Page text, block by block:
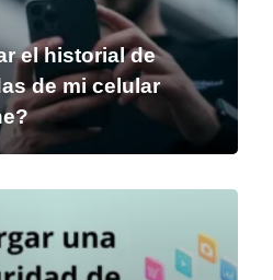
el historial de
de mi celular